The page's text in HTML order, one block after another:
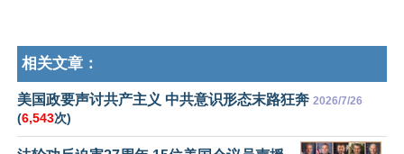
相关文章：
美国政要声讨共产主义 中共意识形态末路狂奔 2026/7/26
(6,543次)